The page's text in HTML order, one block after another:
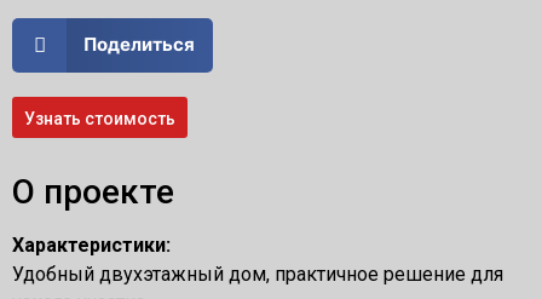
Поделиться
Узнать стоимость
О проекте
Характеристики:
Удобный двухэтажный дом, практичное решение для